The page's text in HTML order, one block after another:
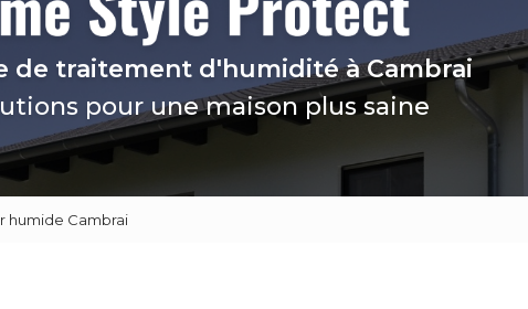
de traitement d'humiditéà Cambrai
pour une maison plus saine
humide Cambrai